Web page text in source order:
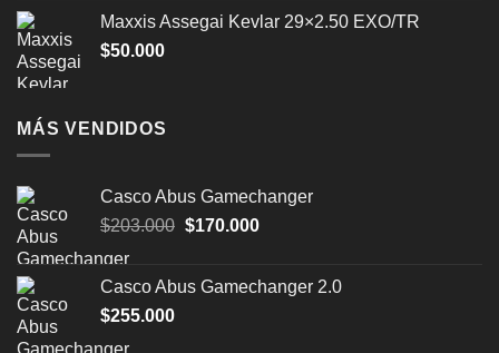
Maxxis Assegai Kevlar 29×2.50 EXO/TR
$50.000
MÁS VENDIDOS
Casco Abus Gamechanger
$203.000 El
era:
$170.000El
es:
Casco Abus Gamechanger 2.0
$255.000